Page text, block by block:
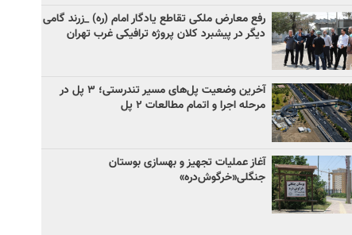
رفع معارض ملکی تقاطع یادگار امام (ره) _زرند گامی
دیگر در پیشبرد کلان پروژه‌ ترافیکی غرب تهران
آخرین وضعیت پل‌های مسیر تندرستی؛ ۳ پل در
مرحله اجرا و اتمام مطالعات ۲ پل
آغاز عملیات تجهیز و بهسازی بوستان
جنگلی«خرگوش‌دره»